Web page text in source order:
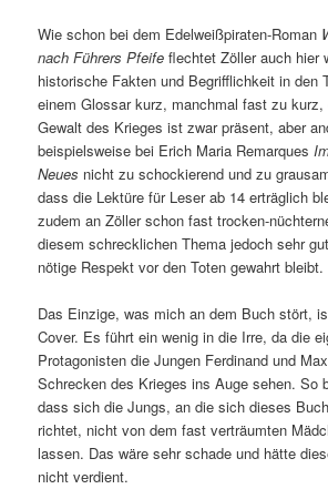
Wie schon bei dem Edelweißpiraten-Roman
nach Führers Pfeife flechtet Zöller auch hier
historische Fakten und Begrifflichkeit in den
einem Glossar kurz, manchmal fast zu kurz,
Gewalt des Krieges ist zwar präsent, aber
beispielsweise bei Erich Maria Remarques
Neues nicht zu schockierend und zu
dass die Lektüre für Leser ab 14 erträglich
zudem an Zöller schon fast trocken-
diesem schrecklichen Thema jedoch sehr
nötige Respekt vor den Toten gewahrt bleibt.
Das Einzige, was mich an dem Buch stört,
Cover. Es führt ein wenig in die Irre, da die
Protagonisten die Jungen Ferdinand und
Schrecken des Krieges ins Auge sehen. So
dass sich die Jungs, an die sich dieses
richtet, nicht von dem fast verträumten
lassen. Das wäre sehr schade und hätte
nicht verdient.